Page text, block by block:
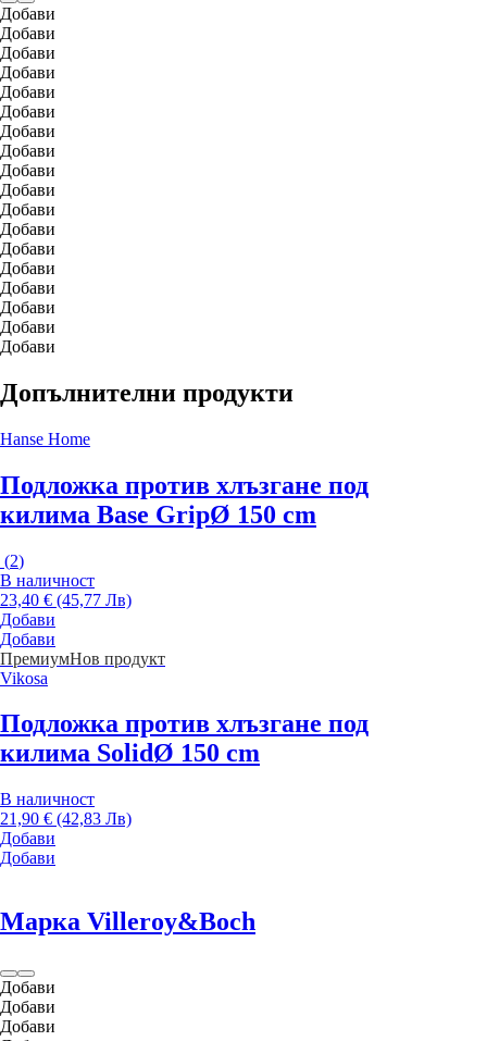
Добави
Добави
Добави
Добави
Добави
Добави
Добави
Добави
Добави
Добави
Добави
Добави
Добави
Добави
Добави
Добави
Добави
Добави
Допълнителни продукти
Hanse Home
Подложка против хлъзгане под
килима Base GripØ 150 cm
(2)
В наличност
23,40 € (45,77 Лв)
Добави
Добави
ПремиумНов продукт
Vikosa
Подложка против хлъзгане под
килима SolidØ 150 cm
В наличност
21,90 € (42,83 Лв)
Добави
Добави
Марка Villeroy&Boch
Добави
Добави
Добави